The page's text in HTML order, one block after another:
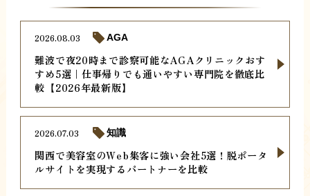
難波で夜20時まで診察可能なAGAクリニックおす
すめ5選｜仕事帰りでも通いやすい専門院を徹底比
較【2026年最新版】
2026.08.03 AGA
関西で美容室のWeb集客に強い会社5選！脱ポータ
ルサイトを実現するパートナーを比較
2026.07.03 知識